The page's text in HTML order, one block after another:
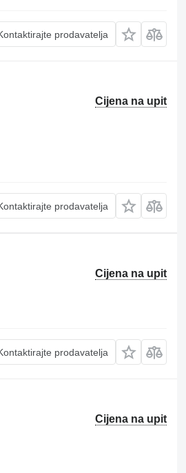
prodavatelja
Cijena na upit
prodavatelja
Cijena na upit
prodavatelja
Cijena na upit